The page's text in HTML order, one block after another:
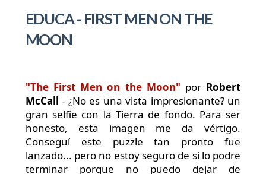
EDUCA - FIRST MEN ON THE
MOON
"The First Men on the Moon" por Robert
McCall - ¿No es una vista impresionante? un
gran selfie con la Tierra de fondo. Para ser
honesto, esta imagen me da vértigo.
Conseguí este puzzle tan pronto fue
lanzado... pero no estoy seguro de si lo podre
terminar porque no puedo dejar de